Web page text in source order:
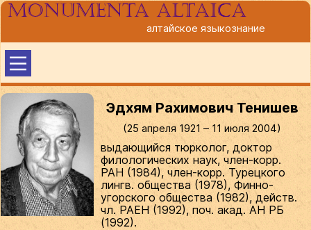
Monumenta altaica
алтайское языкознание
Эдхям Рахимович Тенишев
(25 апреля 1921 – 11 июля 2004)
выдающийся тюрколог, доктор
филологических наук, член-корр.
РАН (1984), член-корр. Турецкого
лингв. общества (1978), Финно-
угорского общества (1982), действ.
чл. РАЕН (1992), поч. акад. АН РБ
(1992).